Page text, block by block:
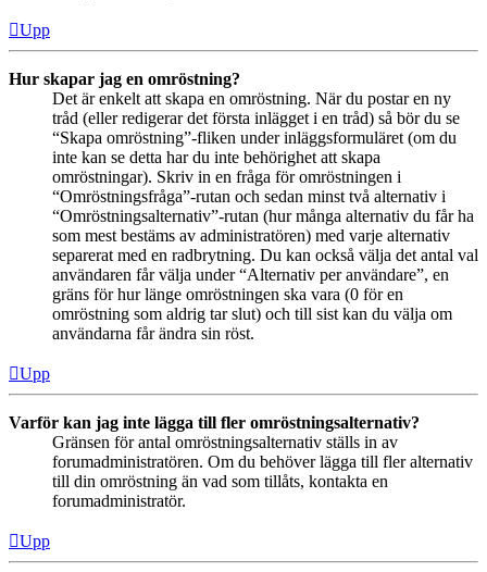
Upp
Hur skapar jag en omröstning?
Det är enkelt att skapa en omröstning. När du postar en ny
tråd (eller redigerar det första inlägget i en tråd) så bör du se
“Skapa omröstning”-fliken under inläggsformuläret (om du
inte kan se detta har du inte behörighet att skapa
omröstningar). Skriv in en fråga för omröstningen i
“Omröstningsfråga”-rutan och sedan minst två alternativ i
“Omröstningsalternativ”-rutan (hur många alternativ du får ha
som mest bestäms av administratören) med varje alternativ
separerat med en radbrytning. Du kan också välja det antal val
användaren får välja under “Alternativ per användare”, en
gräns för hur länge omröstningen ska vara (0 för en
omröstning som aldrig tar slut) och till sist kan du välja om
användarna får ändra sin röst.
Upp
Varför kan jag inte lägga till fler omröstningsalternativ?
Gränsen för antal omröstningsalternativ ställs in av
forumadministratören. Om du behöver lägga till fler alternativ
till din omröstning än vad som tillåts, kontakta en
forumadministratör.
Upp